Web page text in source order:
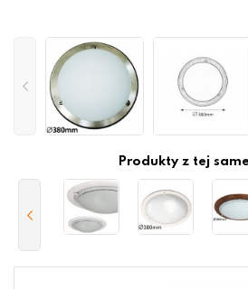
Produkty z tej